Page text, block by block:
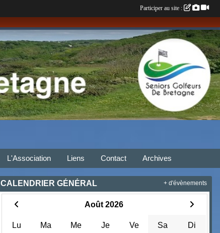
L'Association Liens Contact Archives
CALENDRIER GÉNÉRAL
Août 2026
Lu Ma Me Je Ve Sa Di
+ d'évènements
Participer au site :